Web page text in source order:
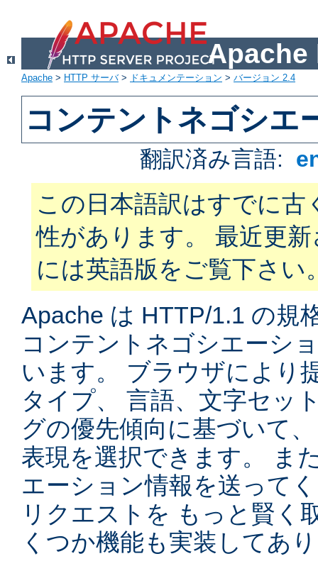
Apache
Apache > HTTP サーバ> ドキュメンテーション > バージョン 2.4
コンテントネゴシエ
翻訳済み言語:
この日本語訳はすでに古
性があります。 最近更
には英語版をご覧下さい
Apache は HTTP/1.1 の規
コンテントネゴシエーシ
います。 ブラウザにより
タイプ、 言語、文字セッ
グの優先傾向に基づいて
表現を選択できます。 ま
エーション情報を送って
リクエストを もっと賢く
くつか機能も実装してあ